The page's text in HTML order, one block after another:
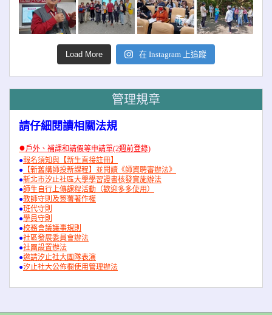
Load More 在 Instagram 上追蹤
管理規章
請仔細閱讀相關法規
●戶外、補課和請假等申請單(2週前登錄)
●報名須知與【新生直接註冊】
● 【新舊講師投新課程】並閱讀《師資聘審辦法》
●新北市汐止社區大學學習證書核發實施辦法
●師生自行上傳課程活動（歡迎多多使用）
●教師守則及簽署著作權
●班代守則
●學員守則
●校務會議議事規則
●社區發展委員會辦法
●社團設置辦法
●邀請汐止社大團隊表演
●汐止社大公佈欄使用管理辦法